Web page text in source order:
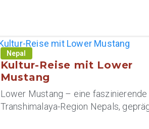
Nepal
Kultur-Reise mit Lower
Mustang
Lower Mustang – eine faszinierende
Transhimalaya-Region Nepals,